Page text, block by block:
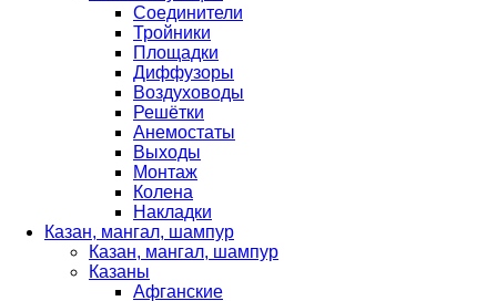
Соединители
Тройники
Площадки
Диффузоры
Воздуховоды
Решётки
Анемостаты
Выходы
Монтаж
Колена
Накладки
Казан, мангал, шампур
Казан, мангал, шампур
Казаны
Афганские